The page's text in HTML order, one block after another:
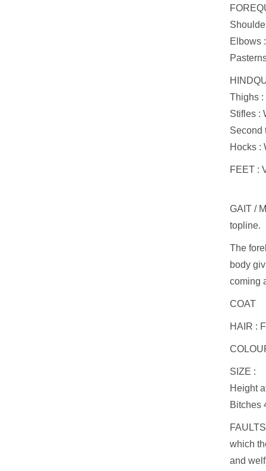
Elbows
Thighs :
Stifles :
Second
Hocks :
FEET :
GAIT /
topline.
The
body
coming
COAT
HAIR :
SIZE :
Height
Bitches
which
and